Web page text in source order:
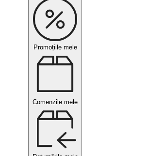
Promoțiile mele
Comenzile mele